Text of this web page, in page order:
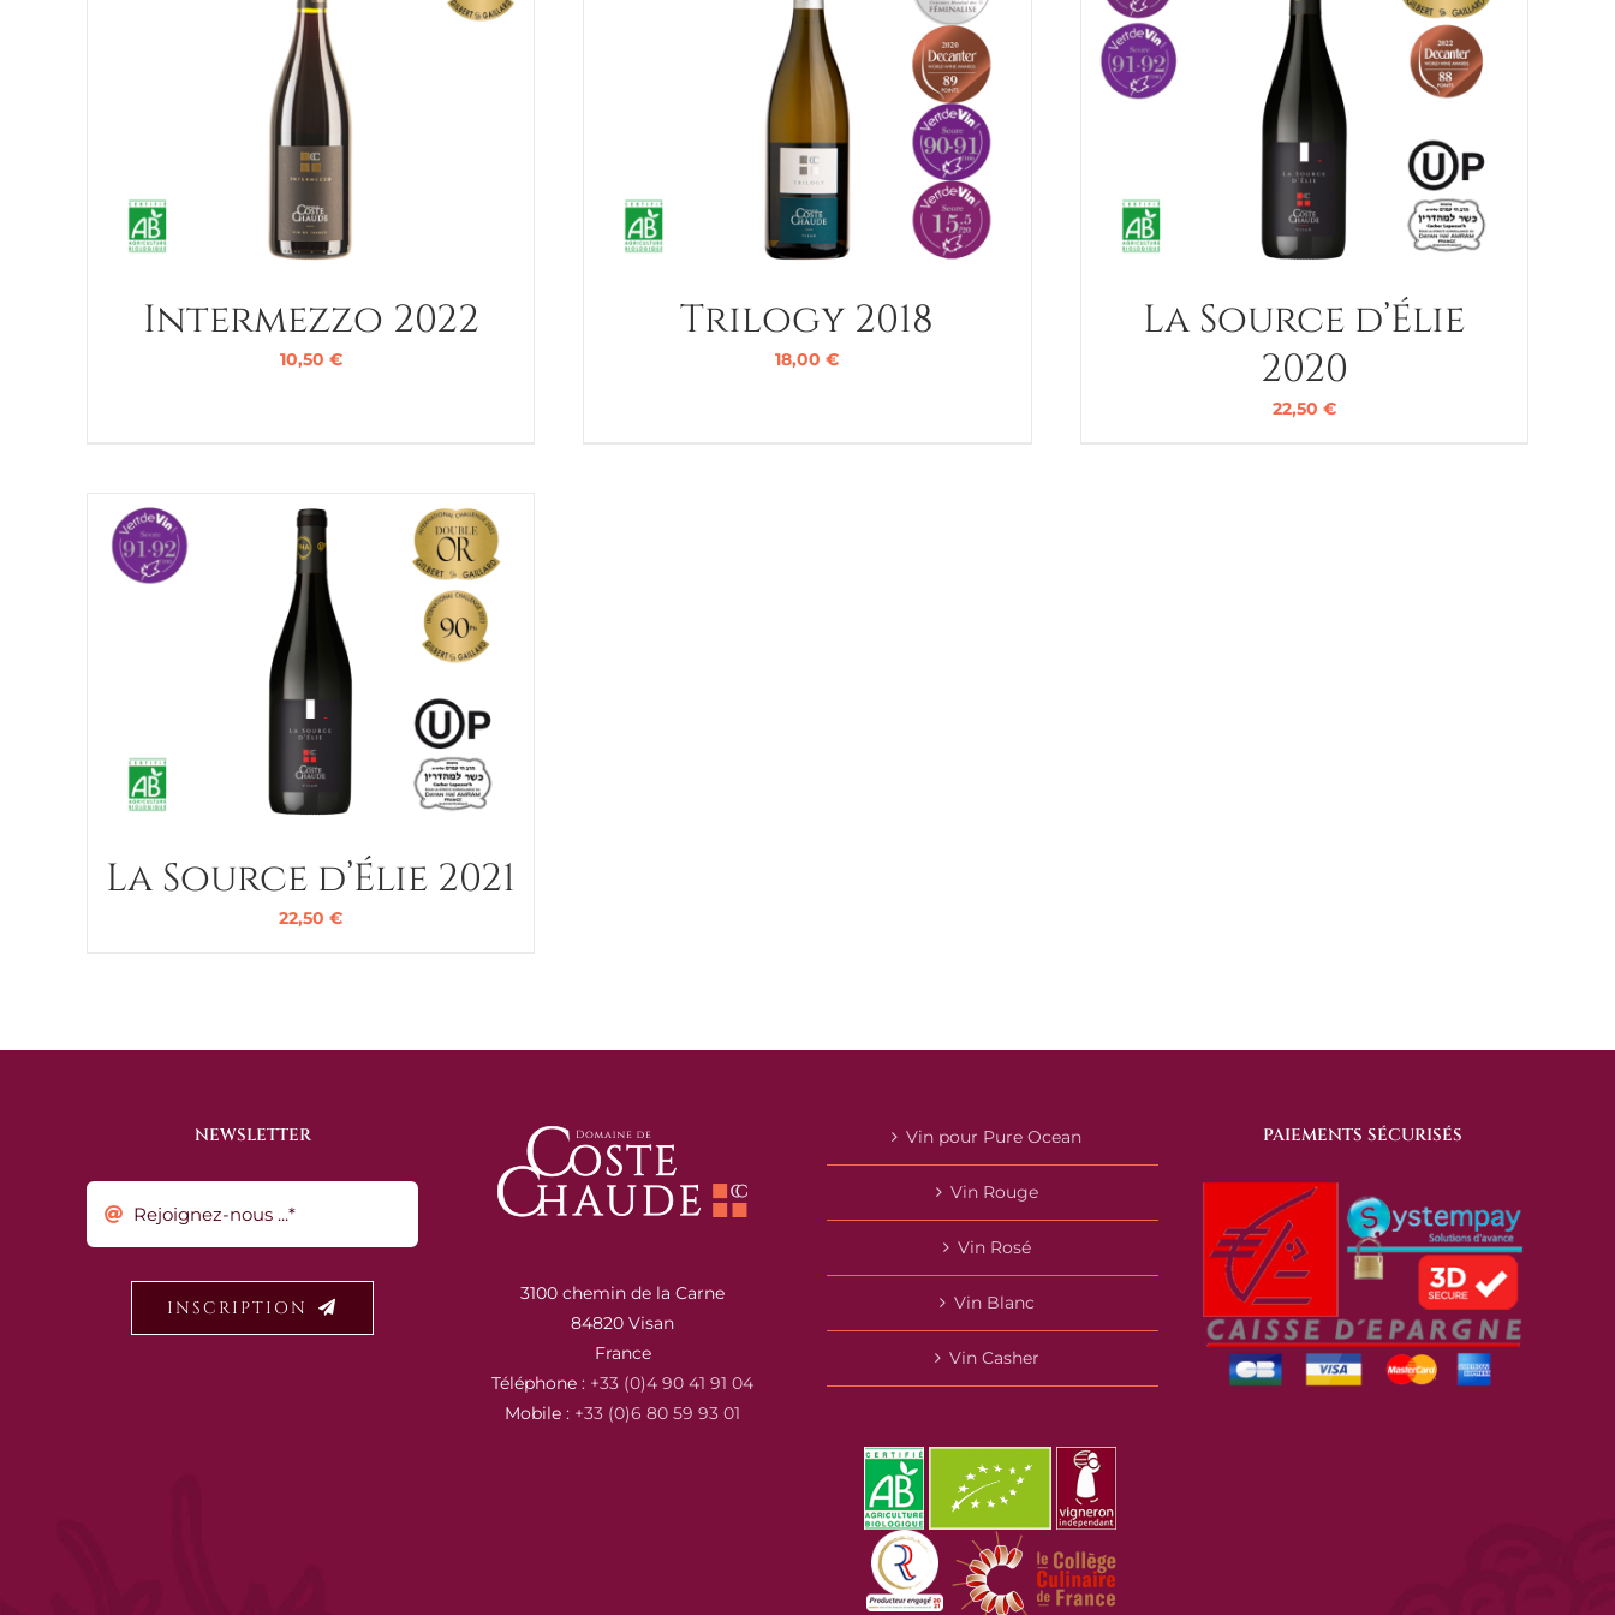
Intermezzo 2022
10,50 €
Trilogy 2018
18,00 €
La Source d’Élie
2020
22,50 €
La Source d’Élie 2021
22,50 €
NEWSLETTER
INSCRIPTION
3100 chemin de la Carne
84820 Visan
France
Téléphone : +33 (0)4 90 41 91 04
Mobile : +33 (0)6 80 59 93 01
Vin pour Pure Ocean
Vin Rouge
Vin Rosé
Vin Blanc
Vin Casher
PAIEMENTS SÉCURISÉS